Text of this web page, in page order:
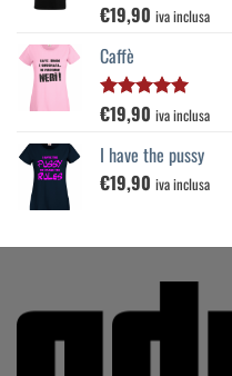
Valutato
5.00
€19,90 iva inclusa
Caffè
Valutato
5.00
€19,90 iva inclusa
I have the pussy
€19,90 iva inclusa